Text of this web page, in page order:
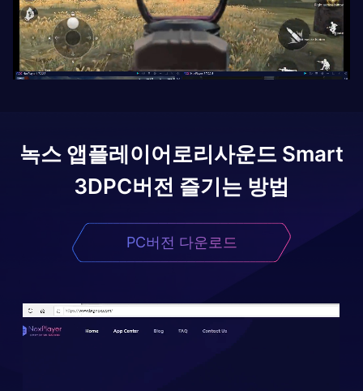
녹스 앱플레이어로리사운드 Smart
3DPC버전 즐기는 방법
PC버전 다운로드